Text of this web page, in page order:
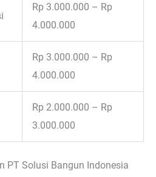
Rp 3.000.000 – Rp
4.000.000
Rp 3.000.000 – Rp
4.000.000
Rp 2.000.000 – Rp
3.000.000
PT Solusi Bangun Indonesia